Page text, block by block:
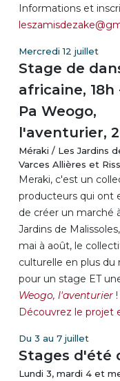
Informations et
Mercredi 12 juillet
Stage de
africaine, 18h
Pa Weogo,
l'aventurier,
Méraki / Les Jardins
Varces Allières et
Meraki, c'est un
producteurs qui ont
de créer un marché
Jardins de
mai à août, le
culturelle en plus du
pour un stage ET
Weogo, l'aventurier !
Découvrez le projet
Du 3 au 7 juillet
Stages d'été
Lundi 3, mardi 4 et